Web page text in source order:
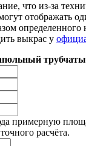
что из-за
отображать
определенного
выкрас у
примерную
расчёта.